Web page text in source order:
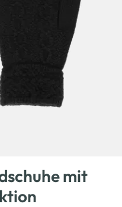
mit